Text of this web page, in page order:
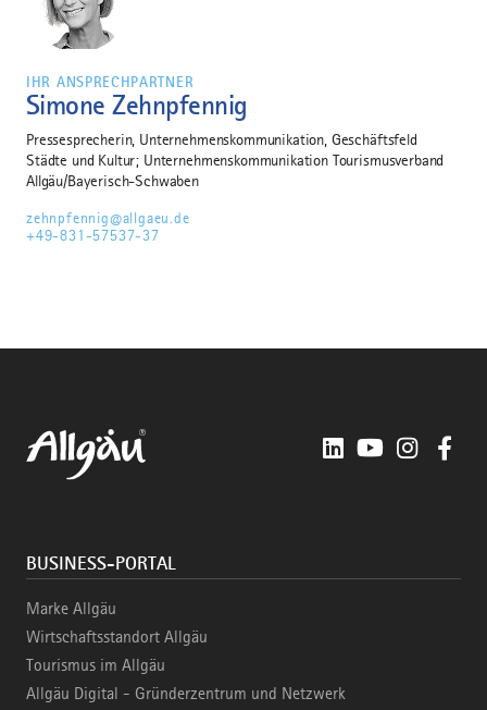
IHR ANSPRECHPARTNER
Simone Zehnpfennig
Pressesprecherin, Unternehmenskommunikation, Geschäftsfeld
Städte und Kultur; Unternehmenskommunikation Tourismusverband
Allgäu/Bayerisch-Schwaben
zehnpfennig@allgaeu.de
+49-831-57537-37
LinkedInYouTube
BUSINESS-PORTAL
Marke Allgäu
Wirtschaftsstandort Allgäu
Tourismus im Allgäu
Allgäu Digital - Gründerzentrum und Netzwerk